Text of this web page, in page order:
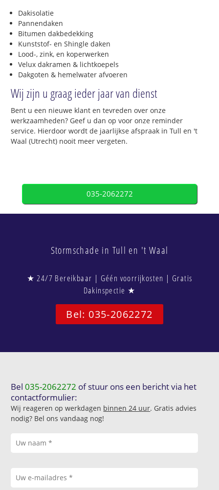
Dakisolatie
Pannendaken
Bitumen dakbedekking
Kunststof- en Shingle daken
Lood-, zink, en koperwerken
Velux dakramen & lichtkoepels
Dakgoten & hemelwater afvoeren
Wij zijn u graag ieder jaar van dienst
Bent u een nieuwe klant en tevreden over onze
werkzaamheden? Geef u dan op voor onze reminder
service. Hierdoor wordt de jaarlijkse afspraak in Tull en 't
Waal (Utrecht) nooit meer vergeten.
035-2062272
Stormschade in Tull en 't Waal
★ 24/7 Bereikbaar | Géén voorrijkosten | Gratis
Dakinspectie ★
Bel: 035-2062272
Bel035-2062272 of stuur ons een bericht via het
contactformulier:
Wij reageren op werkdagen binnen 24 uur. Gratis advies
nodig? Bel ons vandaag nog!